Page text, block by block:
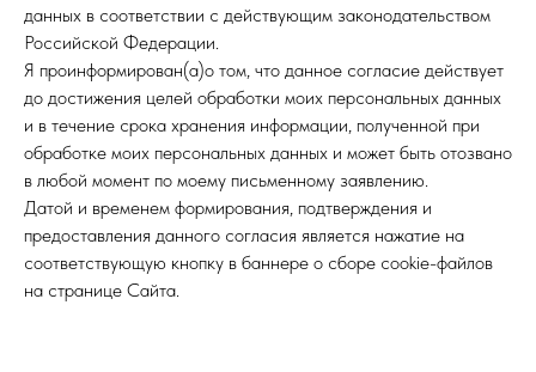
данных в соответствии с действующим законодательством
Российской Федерации.
Я проинформирован(а)о том, что данное согласие действует
до достижения целей обработки моих персональных данных
и в течение срока хранения информации, полученной при
обработке моих персональных данных и может быть отозвано
в любой момент по моему письменному заявлению.
Датой и временем формирования, подтверждения и
предоставления данного согласия является нажатие на
соответствующую кнопку в баннере о сборе cookie-файлов
на странице Сайта.